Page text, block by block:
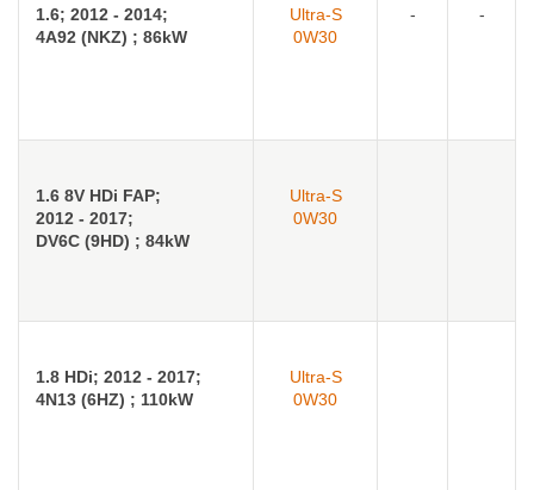
1.6; 2012 - 2014;
4A92 (NKZ) ; 86kW
Ultra-S
0W30
- -
1.6 8V HDi FAP;
2012 - 2017;
DV6C (9HD) ; 84kW
Ultra-S
0W30
1.8 HDi; 2012 - 2017;
4N13 (6HZ) ; 110kW
Ultra-S
0W30